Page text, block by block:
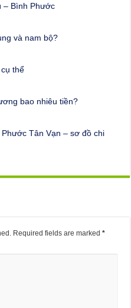
– Bình Phước
và nam bộ?
thể
bao nhiêu tiền?
Tân Vạn – sơ đồ chi
Required fields are marked*